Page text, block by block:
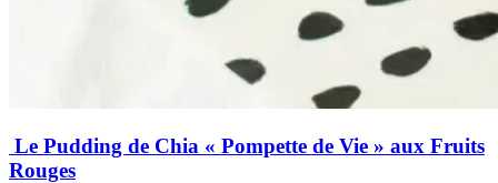
Le Pudding de Chia « Pompette de Vie » aux Fruits
Rouges